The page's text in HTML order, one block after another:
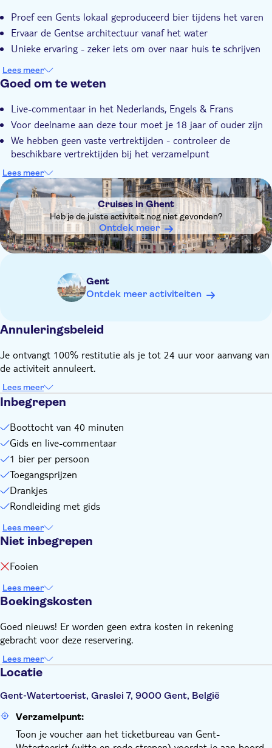
Proef een Gents lokaal geproduceerd bier tijdens het varen
Ervaar de Gentse architectuur vanaf het water
Unieke ervaring - zeker iets om over naar huis te schrijven
Lees meer
Goed om te weten
Live-commentaar in het Nederlands, Engels & Frans
Voor deelname aan deze tour moet je 18 jaar of ouder zijn
We hebben geen vaste vertrektijden - controleer de
beschikbare vertrektijden bij het verzamelpunt
Openingstijden Hoogseizoen : 1 april tot en met 15 oktober:
11.00 - 18.00 uur (vertrek elke 20 minuten)
Openingstijden Laagseizoen : 16 oktober tot en met 31
maart: 11.00 - 16.00 uur (vertrek iedere 30 minuten)
Lees meer
DSA1Cruises in Ghent
Cruises in Ghent
Heb je de juiste activiteit nog niet gevonden?
Ontdek meer
Gent
Ontdek meer activiteiten
Annuleringsbeleid
Je ontvangt 100% restitutie als je tot 24 uur voor aanvang van
de activiteit annuleert.
Lees meer
Inbegrepen
Boottocht van 40 minuten
Gids en live-commentaar
1 bier per persoon
Toegangsprijzen
Drankjes
Rondleiding met gids
Lees meer
Niet inbegrepen
Fooien
Lees meer
Boekingskosten
Goed nieuws! Er worden geen extra kosten in rekening
gebracht voor deze reservering.
Lees meer
Locatie
Gent-Watertoerist, Graslei 7, 9000 Gent, België
Verzamelpunt:
Toon je voucher aan het ticketbureau van Gent-